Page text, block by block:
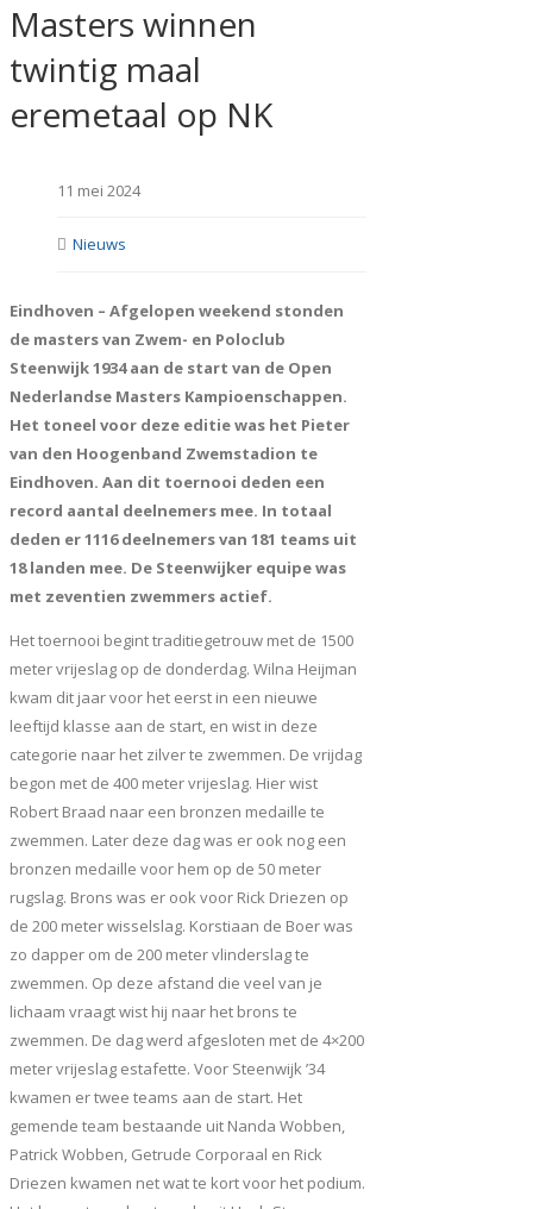
Masters winnen
twintig maal
eremetaal op NK
11 mei 2024
Nieuws
Eindhoven – Afgelopen weekend stonden
de masters van Zwem- en Poloclub
Steenwijk 1934 aan de start van de Open
Nederlandse Masters Kampioenschappen.
Het toneel voor deze editie was het Pieter
van den Hoogenband Zwemstadion te
Eindhoven. Aan dit toernooi deden een
record aantal deelnemers mee. In totaal
deden er 1116 deelnemers van 181 teams uit
18 landen mee. De Steenwijker equipe was
met zeventien zwemmers actief.
Het toernooi begint traditiegetrouw met de 1500
meter vrijeslag op de donderdag. Wilna Heijman
kwam dit jaar voor het eerst in een nieuwe
leeftijd klasse aan de start, en wist in deze
categorie naar het zilver te zwemmen. De vrijdag
begon met de 400 meter vrijeslag. Hier wist
Robert Braad naar een bronzen medaille te
zwemmen. Later deze dag was er ook nog een
bronzen medaille voor hem op de 50 meter
rugslag. Brons was er ook voor Rick Driezen op
de 200 meter wisselslag. Korstiaan de Boer was
zo dapper om de 200 meter vlinderslag te
zwemmen. Op deze afstand die veel van je
lichaam vraagt wist hij naar het brons te
zwemmen. De dag werd afgesloten met de 4×200
meter vrijeslag estafette. Voor Steenwijk ’34
kwamen er twee teams aan de start. Het
gemende team bestaande uit Nanda Wobben,
Patrick Wobben, Getrude Corporaal en Rick
Driezen kwamen net wat te kort voor het podium.